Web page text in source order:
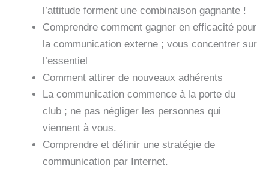
l’attitude forment une combinaison gagnante !
Comprendre comment gagner en efficacité pour
la communication externe ; vous concentrer sur
l’essentiel
Comment attirer de nouveaux adhérents
La communication commence à la porte du
club ; ne pas négliger les personnes qui
viennent à vous.
Comprendre et définir une stratégie de
communication par Internet.